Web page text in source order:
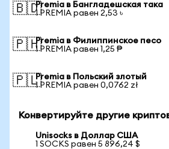
🇧🇩Premia в Бангладешская така
1 PREMIA равен 2,53 ৳
🇵🇭Premia в Филиппинское песо
1 PREMIA равен 1,25 ₱
🇵🇱Premia в Польский злотый
1 PREMIA равен 0,0762 zł
Конвертируйте другие
Unisocks в Доллар США
1 SOCKS равен 5 896,24 $